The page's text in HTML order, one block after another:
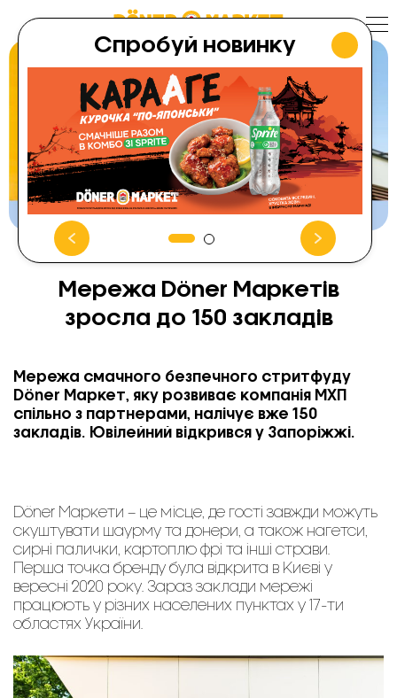
content
Мережа Döner Маркетів
зросла до 150 закладів
Мережа смачного безпечного стритфуду
Döner Маркет, яку розвиває компанія МХП
спільно з партнерами, налічує вже 150
закладів. Ювілейний відкрився у Запоріжжі.
Döner Маркети – це місце, де гості завжди можуть
скуштувати шаурму та донери, а також нагетси,
сирні палички, картоплю фрі та інші страви.
Перша точка бренду була відкрита в Києві у
вересні 2020 року. Зараз заклади мережі
працюють у різних населених пунктах у 17-ти
областях України.
Спробуй новинку